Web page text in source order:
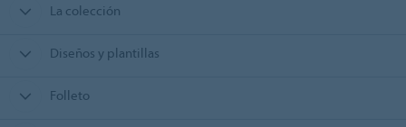
La colección
Diseños y plantillas
Folleto